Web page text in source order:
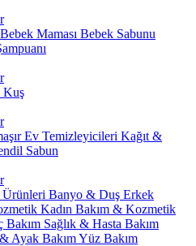
Bebek Maması Bebek Sabunu
Kuş
Ev Temizleyicileri Kağıt &
Sabun
Ürünleri Banyo & Duş Erkek
Kadın Bakım & Kozmetik
Bakım Sağlık & Hasta Bakım
Ayak BakımYüz Bakım